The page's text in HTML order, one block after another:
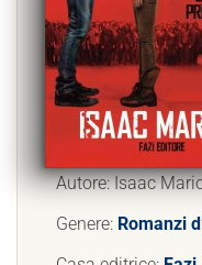
Autore: Isaac
Genere: Romanzi